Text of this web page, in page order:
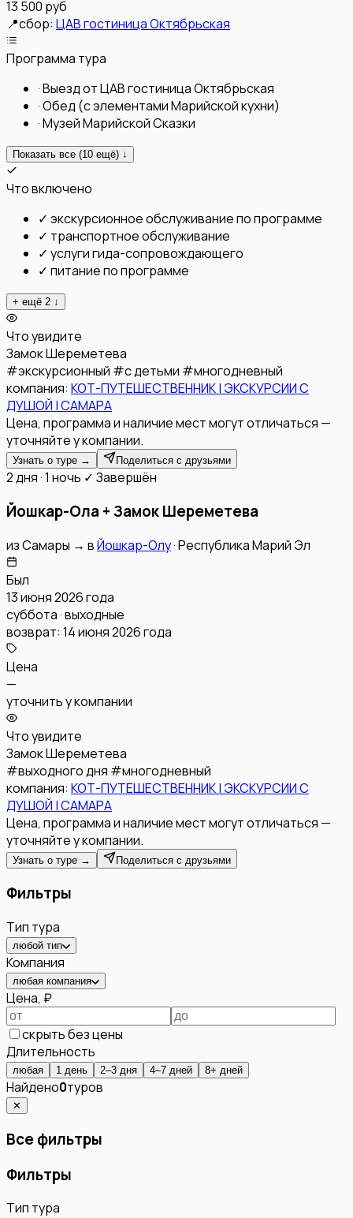
13 500 руб
📍сбор: ЦАВ гостиница Октябрьская
Программа тура
·Выезд от ЦАВ гостиница Октябрьская
·Обед (с элементами Марийской кухни)
·Музей Марийской Сказки
Показать все (10 ещё) ↓
Что включено
✓ экскурсионное обслуживание по программе
✓ транспортное обслуживание
✓ услуги гида-сопровождающего
✓ питание по программе
+ ещё 2 ↓
Что увидите
Замок Шереметева
#экскурсионный #с детьми #многодневный
компания: КОТ-ПУТЕШЕСТВЕННИК | ЭКСКУРСИИ С
ДУШОЙ | САМАРА
Цена, программа и наличие мест могут отличаться —
уточняйте у компании.
Узнать о туре → Поделиться с друзьями
2 дня · 1 ночь ✓ Завершён
Йошкар-Ола + Замок Шереметева
изСамары → вЙошкар-Олу·Республика Марий Эл
Был
13 июня 2026 года
суббота · выходные
возврат: 14 июня 2026 года
Цена
—
уточнить у компании
Что увидите
Замок Шереметева
#выходного дня #многодневный
компания: КОТ-ПУТЕШЕСТВЕННИК | ЭКСКУРСИИ С
ДУШОЙ | САМАРА
Цена, программа и наличие мест могут отличаться —
уточняйте у компании.
Узнать о туре → Поделиться с друзьями
Фильтры
Тип тура
любой тип
Компания
любая компания
Цена, ₽
скрыть без цены
Длительность
любая 1 день 2–3 дня 4–7 дней 8+ дней
Найдено0туров
✕
Все фильтры
Фильтры
Тип тура